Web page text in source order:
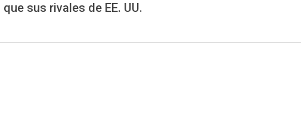
sus rivales de EE. UU.